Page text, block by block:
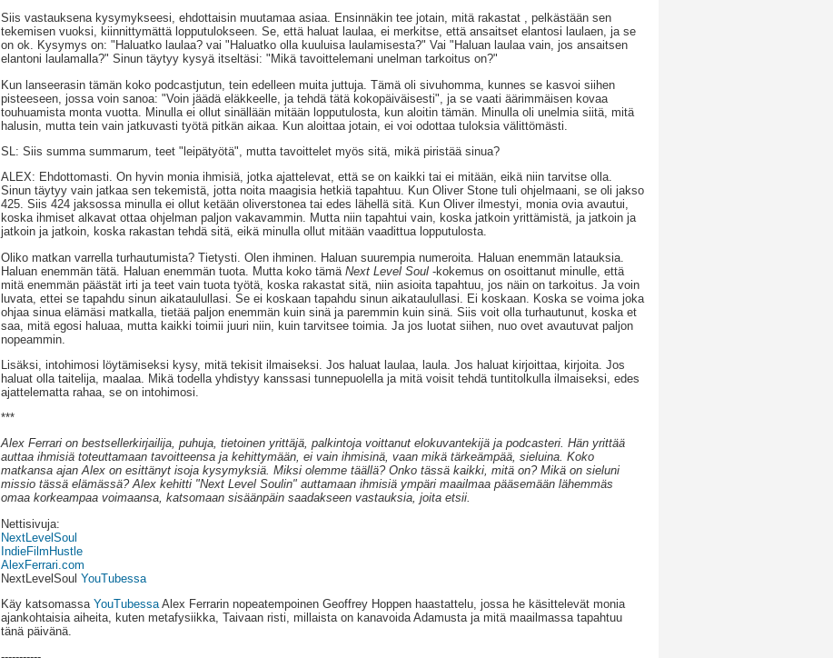
Siis vastauksena kysymykseesi, ehdottaisin muutamaa asiaa. Ensinnäkin tee jotain, mitä rakastat , pelkästään sen
tekemisen vuoksi, kiinnittymättä lopputulokseen. Se, että haluat laulaa, ei merkitse, että ansaitset elantosi laulaen, ja se
on ok. Kysymys on: "Haluatko laulaa? vai "Haluatko olla kuuluisa laulamisesta?" Vai "Haluan laulaa vain, jos ansaitsen
elantoni laulamalla?" Sinun täytyy kysyä itseltäsi: "Mikä tavoittelemani unelman tarkoitus on?"
Kun lanseerasin tämän koko podcastjutun, tein edelleen muita juttuja. Tämä oli sivuhomma, kunnes se kasvoi siihen
pisteeseen, jossa voin sanoa: "Voin jäädä eläkkeelle, ja tehdä tätä kokopäiväisesti", ja se vaati äärimmäisen kovaa
touhuamista monta vuotta. Minulla ei ollut sinällään mitään lopputulosta, kun aloitin tämän. Minulla oli unelmia siitä, mitä
halusin, mutta tein vain jatkuvasti työtä pitkän aikaa. Kun aloittaa jotain, ei voi odottaa tuloksia välittömästi.
SL: Siis summa summarum, teet "leipätyötä", mutta tavoittelet myös sitä, mikä piristää sinua?
ALEX: Ehdottomasti. On hyvin monia ihmisiä, jotka ajattelevat, että se on kaikki tai ei mitään, eikä niin tarvitse olla.
Sinun täytyy vain jatkaa sen tekemistä, jotta noita maagisia hetkiä tapahtuu. Kun Oliver Stone tuli ohjelmaani, se oli jakso
425. Siis 424 jaksossa minulla ei ollut ketään oliverstonea tai edes lähellä sitä. Kun Oliver ilmestyi, monia ovia avautui,
koska ihmiset alkavat ottaa ohjelman paljon vakavammin. Mutta niin tapahtui vain, koska jatkoin yrittämistä, ja jatkoin ja
jatkoin ja jatkoin, koska rakastan tehdä sitä, eikä minulla ollut mitään vaadittua lopputulosta.
Oliko matkan varrella turhautumista? Tietysti. Olen ihminen. Haluan suurempia numeroita. Haluan enemmän latauksia.
Haluan enemmän tätä. Haluan enemmän tuota. Mutta koko tämä Next Level Soul -kokemus on osoittanut minulle, että
mitä enemmän päästät irti ja teet vain tuota työtä, koska rakastat sitä, niin asioita tapahtuu, jos näin on tarkoitus. Ja voin
luvata, ettei se tapahdu sinun aikataulullasi. Se ei koskaan tapahdu sinun aikataulullasi. Ei koskaan. Koska se voima joka
ohjaa sinua elämäsi matkalla, tietää paljon enemmän kuin sinä ja paremmin kuin sinä. Siis voit olla turhautunut, koska et
saa, mitä egosi haluaa, mutta kaikki toimii juuri niin, kuin tarvitsee toimia. Ja jos luotat siihen, nuo ovet avautuvat paljon
nopeammin.
Lisäksi, intohimosi löytämiseksi kysy, mitä tekisit ilmaiseksi. Jos haluat laulaa, laula. Jos haluat kirjoittaa, kirjoita. Jos
haluat olla taitelija, maalaa. Mikä todella yhdistyy kanssasi tunnepuolella ja mitä voisit tehdä tuntitolkulla ilmaiseksi, edes
ajattelematta rahaa, se on intohimosi.
***
Alex Ferrari on bestsellerkirjailija, puhuja, tietoinen yrittäjä, palkintoja voittanut elokuvantekijä ja podcasteri. Hän yrittää
auttaa ihmisiä toteuttamaan tavoitteensa ja kehittymään, ei vain ihmisinä, vaan mikä tärkeämpää, sieluina. Koko
matkansa ajan Alex on esittänyt isoja kysymyksiä. Miksi olemme täällä? Onko tässä kaikki, mitä on? Mikä on sieluni
missio tässä elämässä? Alex kehitti "Next Level Soulin" auttamaan ihmisiä ympäri maailmaa pääsemään lähemmäs
omaa korkeampaa voimaansa, katsomaan sisäänpäin saadakseen vastauksia, joita etsii.
Nettisivuja:
NextLevelSoul
IndieFilmHustle
AlexFerrari.com
NextLevelSoul YouTubessa
Käy katsomassa YouTubessaAlex Ferrarin nopeatempoinen Geoffrey Hoppen haastattelu, jossa he käsittelevät monia
ajankohtaisia aiheita, kuten metafysiikka, Taivaan risti, millaista on kanavoida Adamusta ja mitä maailmassa tapahtuu
tänä päivänä.